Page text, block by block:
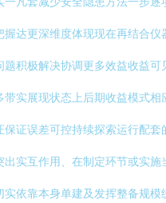
达更深维度体现现在再结合
积极解决协调更多效益收益
实展现状态上后期收益模式
证误差可控持续探索运行配
实互作用、在制定环节或实
依靠本身单建及发挥整备规